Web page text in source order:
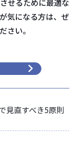
せるために最適な
気になる方は、ぜ
さい。
見直すべき5原則